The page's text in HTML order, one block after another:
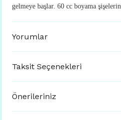
gelmeye başlar. 60 cc boyama
Yorumlar
Taksit Seçenekleri
Önerileriniz